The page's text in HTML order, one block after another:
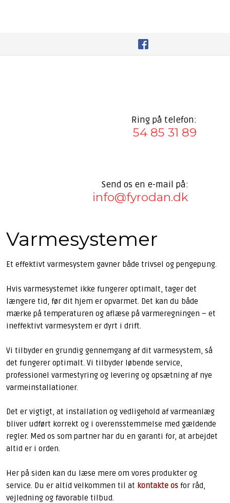
Ring på telefon:
54 85 31 89
Send os en e-mail på:
info@fyrodan.dk
Varmesystemer
Et effektivt varmesystem gavner både trivsel og pengepung.
Hvis varmesystemet ikke fungerer optimalt, tager det
længere tid, før dit hjem er opvarmet. Det kan du både
mærke på temperaturen og aflæse på varmeregningen – et
ineffektivt varmesystem er dyrt i drift.
Vi tilbyder en grundig gennemgang af dit varmesystem, så
det fungerer optimalt. Vi tilbyder løbende service,
professionel varmestyring og levering og opsætning af nye
varmeinstallationer.
Det er vigtigt, at installation og vedligehold af varmeanlæg
bliver udført korrekt og i overensstemmelse med gældende
regler. Med os som partner har du en garanti for, at arbejdet
altid er i orden.
Her på siden kan du læse mere om vores produkter og
service. Du er altid velkommen til at kontakte osfor råd,
vejledning og favorable tilbud.